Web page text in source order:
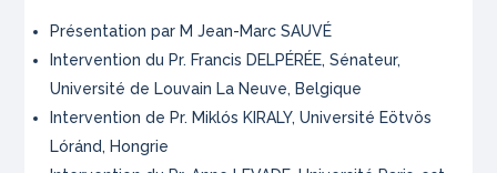
Présentation par M Jean-Marc SAUVÉ
Intervention du Pr. Francis DELPÉRÉE, Sénateur,
Université de Louvain La Neuve, Belgique
Intervention de Pr. Miklós KIRALY, Université Eötvös
Lóránd, Hongrie